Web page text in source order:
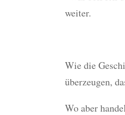
weiter.
Wie die
überzeugen,
Wo aber